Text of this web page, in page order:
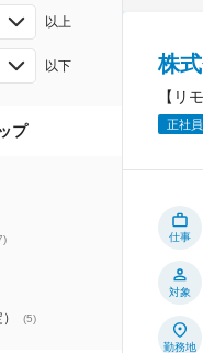
以上
以下
プ
)
(5)
株
【リ
正社員
仕事
対象
勤務地